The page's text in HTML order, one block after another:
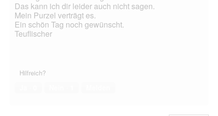
ö
ß
e
Das kann ich dir leider auch nicht sagen.
Mein Purzel verträgt es.
Ein schön Tag noch gewünscht.
Teuflischer
Hilfreich?